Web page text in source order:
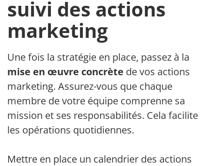
suivi des actions
marketing
Une fois la stratégie en place, passez à la
mise en œuvre concrète de vos actions
marketing. Assurez-vous que chaque
membre de votre équipe comprenne sa
mission et ses responsabilités. Cela facilite
les opérations quotidiennes.
Mettre en place un calendrier des actions